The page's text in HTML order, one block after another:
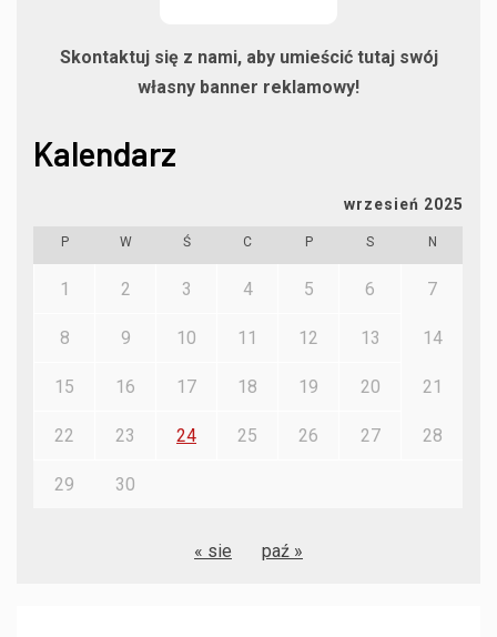
Skontaktuj się z nami, aby umieścić tutaj swój
własny banner reklamowy!
Kalendarz
wrzesień 2025
P W Ś C P S N
1 2 3 4 5 6 7
8 9 10 11 12 13 14
15 16 17 18 19 20 21
22 23 24 25 26 27 28
29 30
« sie paź »